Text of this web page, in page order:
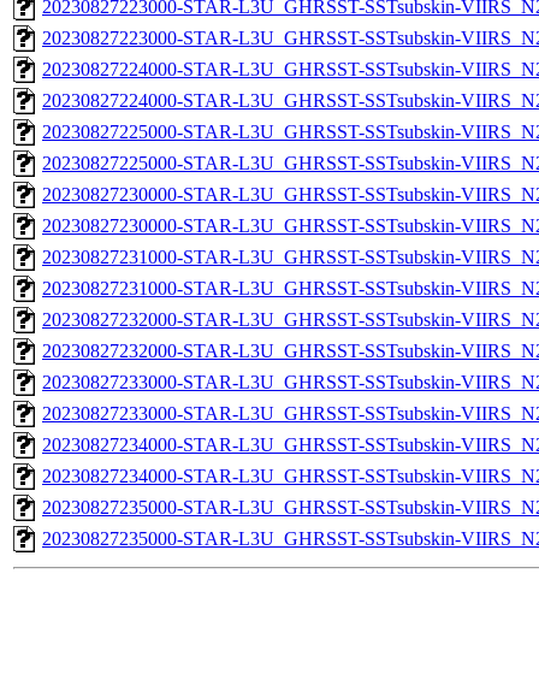
20230827223000-STAR-L3U_GHRSST-SSTsubskin-
20230827223000-STAR-L3U_GHRSST-SSTsubskin-
20230827224000-STAR-L3U_GHRSST-SSTsubskin-
20230827224000-STAR-L3U_GHRSST-SSTsubskin-
20230827225000-STAR-L3U_GHRSST-SSTsubskin-
20230827225000-STAR-L3U_GHRSST-SSTsubskin-
20230827230000-STAR-L3U_GHRSST-SSTsubskin-
20230827230000-STAR-L3U_GHRSST-SSTsubskin-
20230827231000-STAR-L3U_GHRSST-SSTsubskin-
20230827231000-STAR-L3U_GHRSST-SSTsubskin-
20230827232000-STAR-L3U_GHRSST-SSTsubskin-
20230827232000-STAR-L3U_GHRSST-SSTsubskin-
20230827233000-STAR-L3U_GHRSST-SSTsubskin-
20230827233000-STAR-L3U_GHRSST-SSTsubskin-
20230827234000-STAR-L3U_GHRSST-SSTsubskin-
20230827234000-STAR-L3U_GHRSST-SSTsubskin-
20230827235000-STAR-L3U_GHRSST-SSTsubskin-
20230827235000-STAR-L3U_GHRSST-SSTsubskin-